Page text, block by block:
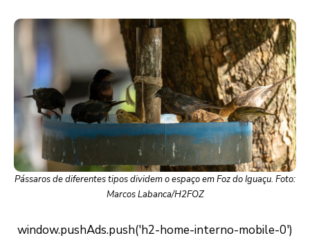
Pássaros de diferentes tipos dividem o espaço em Foz do Iguaçu. Foto:
Marcos Labanca/H2FOZ